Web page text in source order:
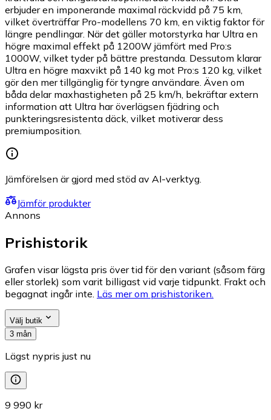
erbjuder en imponerande maximal räckvidd på 75 km,
vilket överträffar Pro-modellens 70 km, en viktig faktor för
längre pendlingar. När det gäller motorstyrka har Ultra en
högre maximal effekt på 1200W jämfört med Pro:s
1000W, vilket tyder på bättre prestanda. Dessutom klarar
Ultra en högre maxvikt på 140 kg mot Pro:s 120 kg, vilket
gör den mer tillgänglig för tyngre användare. Även om
båda delar maxhastigheten på 25 km/h, bekräftar extern
information att Ultra har överlägsen fjädring och
punkteringsresistenta däck, vilket motiverar dess
premiumposition.
Jämförelsen är gjord med stöd av AI-verktyg.
Jämför produkter
Annons
Prishistorik
Grafen visar lägsta pris över tid för den variant (såsom färg
eller storlek) som varit billigast vid varje tidpunkt. Frakt och
begagnat ingår inte. Läs mer om prishistoriken.
Välj butik
3 mån
Lägst nypris just nu
9 990 kr